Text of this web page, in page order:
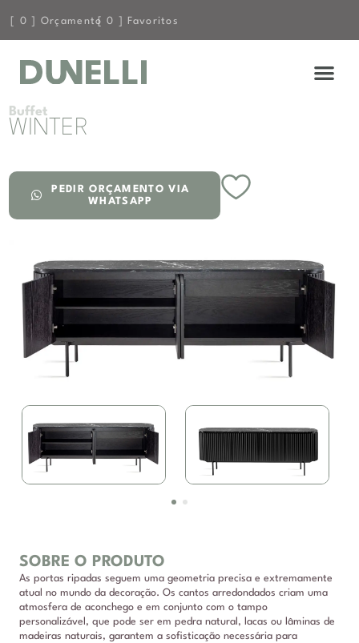
[ 0 ] Orçamento[0 ] Favoritos
Buffet
WINTER
PEDIR ORÇAMENTO VIA
WHATSAPP
SOBRE O PRODUTO
As portas ripadas seguem uma geometria precisa e extremamente
atual no mundo da decoração. Os cantos arredondados criam uma
atmosfera de aconchego e em conjunto com o tampo
personalizável, que pode ser em pedra natural, lacas ou lâminas de
madeiras naturais, garantem a sofisticação necessária para